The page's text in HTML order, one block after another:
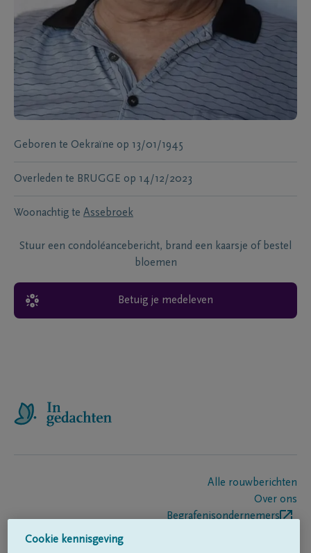
Geboren te Oekraïne op 13/01/1945
Overleden te BRUGGE op 14/12/2023
Woonachtig te Assebroek
Stuur een condoléancebericht, brand een kaarsje of bestel
bloemen
Betuig je medeleven
Alle rouwberichten
Over ons
Begrafenisondernemers
Cookie kennisgeving